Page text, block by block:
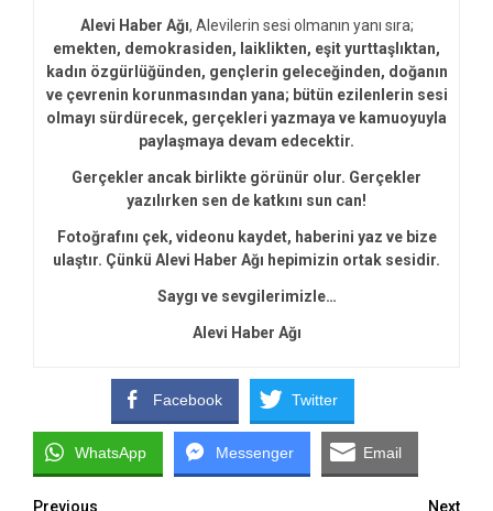
Alevi Haber Ağı, Alevilerin sesi olmanın yanı sıra;
emekten, demokrasiden, laiklikten, eşit yurttaşlıktan,
kadın özgürlüğünden, gençlerin geleceğinden, doğanın
ve çevrenin korunmasından yana; bütün ezilenlerin sesi
olmayı sürdürecek, gerçekleri yazmaya ve kamuoyuyla
paylaşmaya devam edecektir.
Gerçekler ancak birlikte görünür olur. Gerçekler
yazılırken sen de katkını sun can!
Fotoğrafını çek, videonu kaydet, haberini yaz ve bize
ulaştır. Çünkü Alevi Haber Ağı hepimizin ortak sesidir.
Saygı ve sevgilerimizle…
Alevi Haber Ağı
Facebook Twitter
WhatsApp Messenger Email
Previous Next